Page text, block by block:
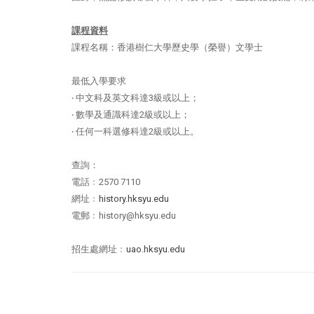
課程資料
課程名稱：香港樹仁大學歷史學（榮譽）文學士
最低入學要求
‧ 中文科及英文科達3級或以上；
‧ 數學及通識科達2級或以上；
‧ 任何一科選修科達2級或以上。
查詢：
電話﹕ 2570 7110
網址﹕ history.hksyu.edu
電郵﹕ history@hksyu.edu
招生處網址﹕ uao.hksyu.edu